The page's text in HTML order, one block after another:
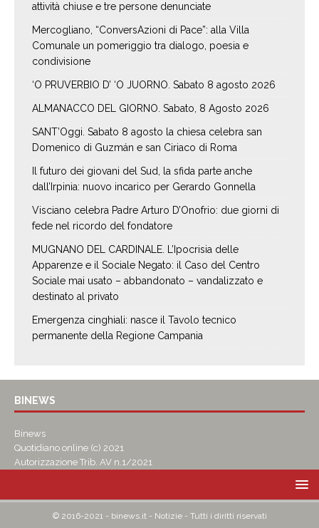
attività chiuse e tre persone denunciate
Mercogliano, “ConversAzioni di Pace”: alla Villa
Comunale un pomeriggio tra dialogo, poesia e
condivisione
‘O PRUVERBIO D’ ‘O JUORNO. Sabato 8 agosto 2026
ALMANACCO DEL GIORNO. Sabato, 8 Agosto 2026
SANT’Oggi. Sabato 8 agosto la chiesa celebra san
Domenico di Guzmán e san Ciriaco di Roma
Il futuro dei giovani del Sud, la sfida parte anche
dall’Irpinia: nuovo incarico per Gerardo Gonnella
Visciano celebra Padre Arturo D’Onofrio: due giorni di
fede nel ricordo del fondatore
MUGNANO DEL CARDINALE. L’Ipocrisia delle
Apparenze e il Sociale Negato: il Caso del Centro
Sociale mai usato – abbandonato – vandalizzato e
destinato al privato
Emergenza cinghiali: nasce il Tavolo tecnico
permanente della Regione Campania
BINEWS
Binews
Quotidiano online (c) 2021
Autorizzazione Trib. AV n.1/2021
© 2016-2021 - binews.it - Notizie - Tutti i diritti riservati